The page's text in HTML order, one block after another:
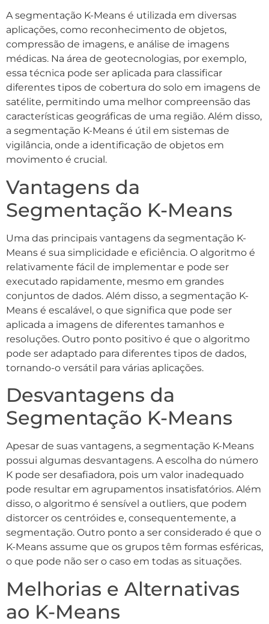
A segmentação K-Means é utilizada em diversas
aplicações, como reconhecimento de objetos,
compressão de imagens, e análise de imagens
médicas. Na área de geotecnologias, por exemplo,
essa técnica pode ser aplicada para classificar
diferentes tipos de cobertura do solo em imagens de
satélite, permitindo uma melhor compreensão das
características geográficas de uma região. Além disso,
a segmentação K-Means é útil em sistemas de
vigilância, onde a identificação de objetos em
movimento é crucial.
Vantagens da
Segmentação K-Means
Uma das principais vantagens da segmentação K-
Means é sua simplicidade e eficiência. O algoritmo é
relativamente fácil de implementar e pode ser
executado rapidamente, mesmo em grandes
conjuntos de dados. Além disso, a segmentação K-
Means é escalável, o que significa que pode ser
aplicada a imagens de diferentes tamanhos e
resoluções. Outro ponto positivo é que o algoritmo
pode ser adaptado para diferentes tipos de dados,
tornando-o versátil para várias aplicações.
Desvantagens da
Segmentação K-Means
Apesar de suas vantagens, a segmentação K-Means
possui algumas desvantagens. A escolha do número
K pode ser desafiadora, pois um valor inadequado
pode resultar em agrupamentos insatisfatórios. Além
disso, o algoritmo é sensível a outliers, que podem
distorcer os centróides e, consequentemente, a
segmentação. Outro ponto a ser considerado é que o
K-Means assume que os grupos têm formas esféricas,
o que pode não ser o caso em todas as situações.
Melhorias e Alternativas
ao K-Means